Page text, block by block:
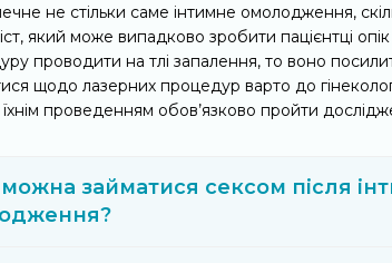
не стільки саме інтимне омолодження,
який може випадково зробити пацієнтці
проводити на тлі запалення, то воно
щодо лазерних процедур варто до
проведенням обов’язково пройти
займатися сексом після